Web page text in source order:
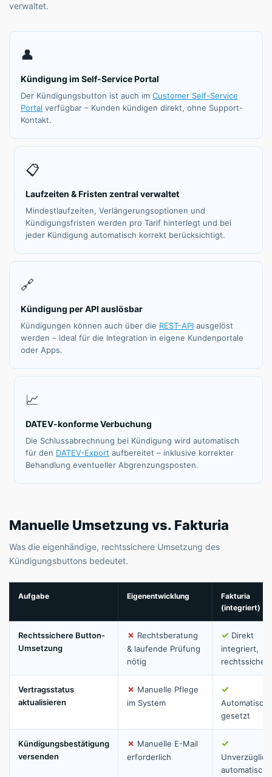
verwaltet.
👤
Kündigung im Self-Service Portal
Der Kündigungsbutton ist auch im Customer Self-Service
Portal verfügbar – Kunden kündigen direkt, ohne Support-
Kontakt.
📋
Laufzeiten & Fristen zentral verwaltet
Mindestlaufzeiten, Verlängerungsoptionen und
Kündigungsfristen werden pro Tarif hinterlegt und bei
jeder Kündigung automatisch korrekt berücksichtigt.
🔗
Kündigung per API auslösbar
Kündigungen können auch über die REST-API ausgelöst
werden – ideal für die Integration in eigene Kundenportale
oder Apps.
📈
DATEV-konforme Verbuchung
Die Schlussabrechnung bei Kündigung wird automatisch
für den DATEV-Export aufbereitet – inklusive korrekter
Behandlung eventueller Abgrenzungsposten.
Manuelle Umsetzung vs. Fakturia
Was die eigenhändige, rechtssichere Umsetzung des
Kündigungsbuttons bedeutet.
Aufgabe Eigenentwicklung
Fakturia
(integriert)
Rechtssichere Button-
Umsetzung
✗ Rechtsberatung
& laufende Prüfung
nötig
✓ Direkt
integriert,
rechtssicher
Vertragsstatus
aktualisieren
✗ Manuelle Pflege
im System
✓
Automatisch
gesetzt
Kündigungsbestätigung
versenden
✗ Manuelle E-Mail
erforderlich
✓
Unverzüglich
automatisch